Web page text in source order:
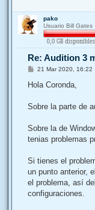
pako
Usuario Bill Gates
Re: Audition 3
M
n
j
21 Mar 2020, 16:22
Hola Coronda,
Sobre la parte de
Sobre la de
tenias problemas
Si tienes el
un punto anterior,
el problema, así
configuraciones.